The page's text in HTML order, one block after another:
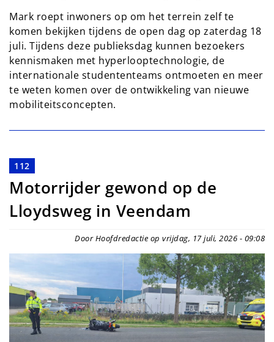
Mark roept inwoners op om het terrein zelf te
komen bekijken tijdens de open dag op zaterdag 18
juli. Tijdens deze publieksdag kunnen bezoekers
kennismaken met hyperlooptechnologie, de
internationale studententeams ontmoeten en meer
te weten komen over de ontwikkeling van nieuwe
mobiliteitsconcepten.
112
Motorrijder gewond op de
Lloydsweg in Veendam
Door Hoofdredactie op vrijdag, 17 juli, 2026 - 09:08